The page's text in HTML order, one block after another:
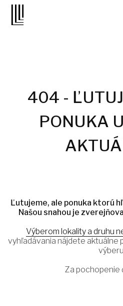
404 -
PONUKA
Ľutujeme, ale ponuka ktorú
Našou snahou je
Výberom lokality a druhu
vyhľadávania nájdete aktuálne
Za pochopenie